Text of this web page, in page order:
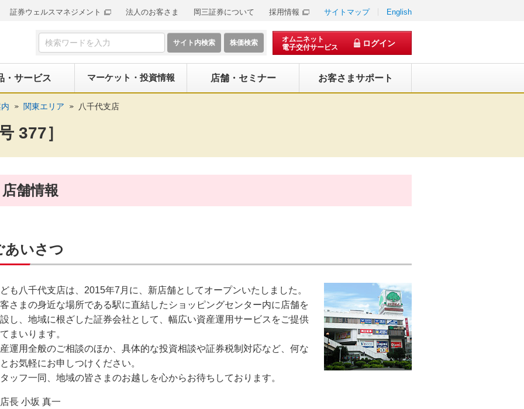
証券ウェルスマネジメント 法人のお客さま 岡三証券について 採用情報 サイトマップ English
検索フォーム
オムニネット
電子交付サービス
ログイン
・サービス マーケット・投資情報 店舗・セミナー お客さまサポート
関東エリア 八千代支店
377］
店舗情報
あいさつ
も八千代支店は、2015年7月に、新店舗としてオープンいたしました。
さまの身近な場所である駅に直結したショッピングセンター内に店舗を
し、地域に根ざした証券会社として、幅広い資産運用サービスをご提供
まいります。
運用全般のご相談のほか、具体的な投資相談や証券税制対応など、何な
お気軽にお申しつけください。
ッフ一同、地域の皆さまのお越しを心からお待ちしております。
長 小坂 真一